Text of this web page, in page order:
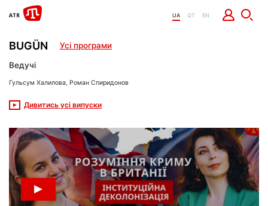
UA QT EN
BUGÜN Усі програми
Ведучі
Гульсум Халилова, Роман Спиридонов
Дивитись усі випуски